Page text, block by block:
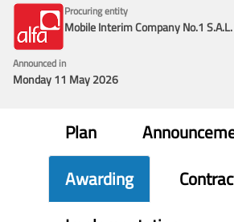
Procuring entity
Mobile Interim Company No.1 S.A.L.
Announced in
Monday 11 May 2026
Plan
Awarding